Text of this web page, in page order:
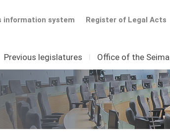
Register of Legal Acts
information system
Previous legislatures I Office of the